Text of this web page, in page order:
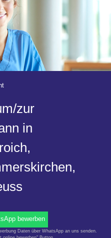
zur
in
bewerben
Daten über WhatsApp an uns senden.